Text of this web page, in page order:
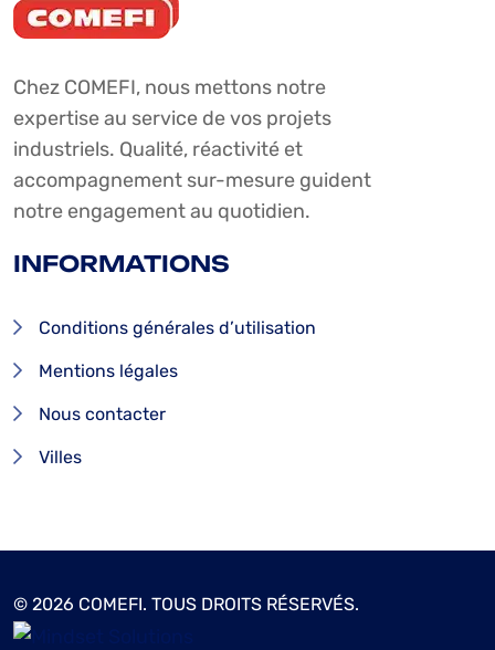
Chez COMEFI, nous mettons notre
expertise au service de vos projets
industriels. Qualité, réactivité et
accompagnement sur-mesure guident
notre engagement au quotidien.
INFORMATIONS
Conditions générales d’utilisation
Mentions légales
Nous contacter
Villes
© 2026 COMEFI. TOUS DROITS RÉSERVÉS.